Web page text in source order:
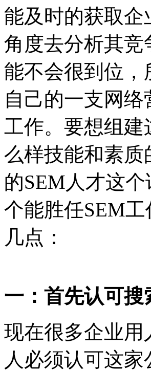
能及时的获取
角度去分析其
能不会很到位
自己的一支网
工作。 要想组建
么样技能和素质
的SEM人才这
个能胜任SEM
几点：
一：首先认可搜
现在很多企业
人必须认可这